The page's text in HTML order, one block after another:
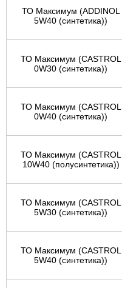
ТО Максимум (ADDINOL
5W40 (синтетика))
ТО Максимум (CASTROL
0W30 (синтетика))
ТО Максимум (CASTROL
0W40 (синтетика))
ТО Максимум (CASTROL
10W40 (полусинтетика))
ТО Максимум (CASTROL
5W30 (синтетика))
ТО Максимум (CASTROL
5W40 (синтетика))